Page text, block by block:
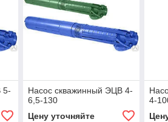
5-
Насос скважинный ЭЦВ 4-
6,5-130
Цену уточняйте
4-